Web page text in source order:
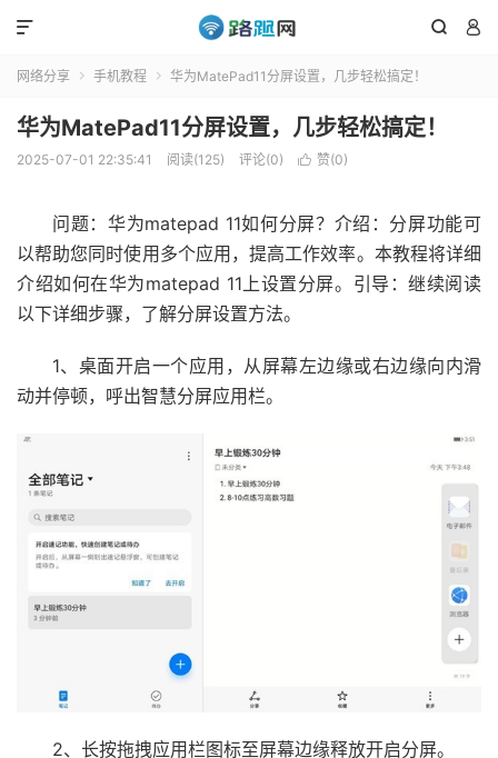
 

网络分享  手机教程  华为MatePad11分屏设置，几步轻松搞定！
华为MatePad11分屏设置，几步轻松搞定！
2025-07-01 22:35:41 阅读(125) 评论(0)  赞(0)
问题：华为matepad 11如何分屏？介绍：分屏功能可
以帮助您同时使用多个应用，提高工作效率。本教程将详细
介绍如何在华为matepad 11上设置分屏。引导：继续阅读
以下详细步骤，了解分屏设置方法。
1、桌面开启一个应用，从屏幕左边缘或右边缘向内滑
动并停顿，呼出智慧分屏应用栏。
2、长按拖拽应用栏图标至屏幕边缘释放开启分屏。